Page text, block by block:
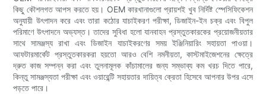
কিছু কৌশলগত আপস করতে হয়। OEM কারখানাগুলো প্রায়শই খুব নির্দিষ্ট স্পেসিফিকেশন
অনুযায়ী উৎপাদন করে এবং তারা কঠোর যাচাইকরণ পরীক্ষা, ডিজাইন-ইন চক্র এবং বিপুল
পরিমাণে উৎপাদনে অভ্যস্ত। তাদের সুবিধা হলো যানবাহন প্রস্তুতকারকের প্রয়োজনীয়তার
সাথে সামঞ্জস্য রাখা এবং ডিজাইন যাচাইকরণের সময় ইঞ্জিনিয়ারিং সহায়তা পাওয়া।
আফটারমার্কেট প্রস্তুতকারকরা হয়তো আরও বেশি নমনীয়তা, কাস্টমাইজেশনের ক্ষেত্রে
দ্রুত কাজ সম্পন্ন করা এবং তুলনামূলক কাঁচামালের জন্য সম্ভাব্য কম খরচ দিতে পারে,
কিন্তু সামঞ্জস্যতা পরীক্ষা এবং ওয়ারেন্টি সহায়তার দায়িত্ব ক্রেতা হিসেবে আপনার উপর এসে
পড়তে পারে।